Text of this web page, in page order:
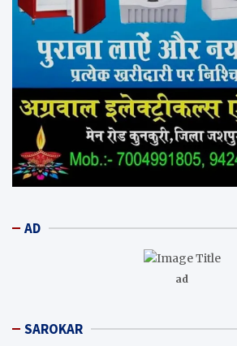
AD
ad
SAROKAR